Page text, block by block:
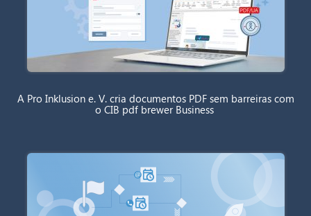
A Pro Inklusion e. V. cria documentos PDF sem barreiras com
o CIB pdf brewer Business